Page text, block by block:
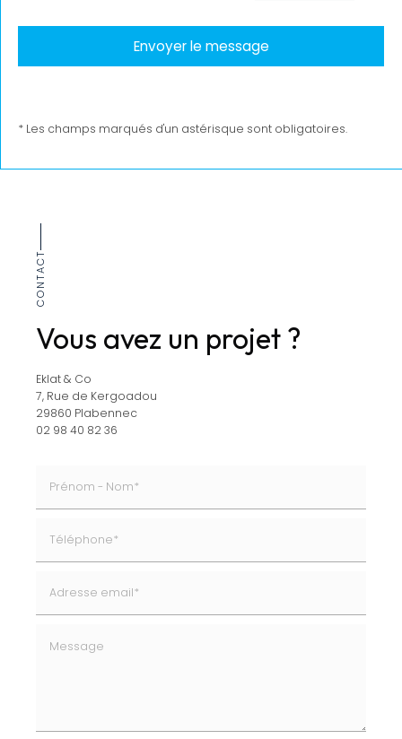
* Les champs marqués d'un astérisque sont obligatoires.
CONTACT
Vous avez un projet ?
Eklat & Co
7, Rue de Kergoadou
29860 Plabennec
02 98 40 82 36